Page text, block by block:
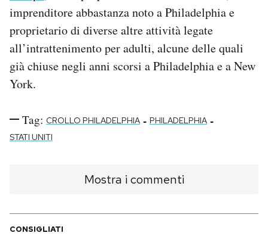
imprenditore abbastanza noto a Philadelphia e
proprietario di diverse altre attività legate
all’intrattenimento per adulti, alcune delle quali
già chiuse negli anni scorsi a Philadelphia e a New
York.
Tag: CROLLO PHILADELPHIA - PHILADELPHIA -
STATI UNITI
Mostra i commenti
CONSIGLIATI